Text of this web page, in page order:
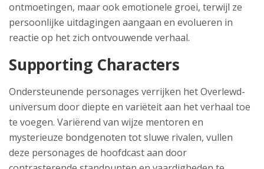
ontmoetingen, maar ook emotionele groei, terwijl ze
persoonlijke uitdagingen aangaan en evolueren in
reactie op het zich ontvouwende verhaal.
Supporting Characters
Ondersteunende personages verrijken het Overlewd-
universum door diepte en variëteit aan het verhaal toe
te voegen. Variërend van wijze mentoren en
mysterieuze bondgenoten tot sluwe rivalen, vullen
deze personages de hoofdcast aan door